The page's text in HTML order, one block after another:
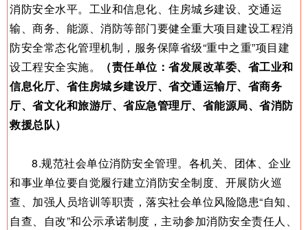
消防安全水平。工业和信息化、住房城乡建设、交通运
输、商务、能源、消防等部门要健全重大项目建设工程消
防安全常态化管理机制，服务保障省级“重中之重”项目建
设工程安全实施。
（责任单位：省发展改革委、省工业和
信息化厅、省住房城乡建设厅、省交通运输厅、省商务
厅、省文化和旅游厅、省应急管理厅、省能源局、省消防
救援总队）
8.规范社会单位消防安全管理。各机关、团体、企业
和事业单位要自觉履行建立消防安全制度、开展防火巡
查、加强人员培训等职责，落实社会单位风险隐患“自知、
自查、自改”和公示承诺制度，主动参加消防安全责任人、